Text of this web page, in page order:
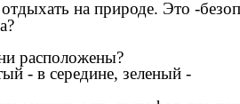
на природе. Это -
расположены?
- в середине, зеленый -